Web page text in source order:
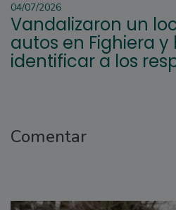
04/07/2026
Vandalizaron un
autos en Fighiera y
identificar a los
Comentar